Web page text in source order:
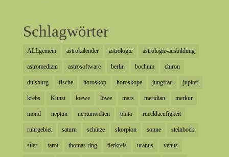
Schlagwörter
ALLgemein astrokalender astrologie astrologie-ausbildung
astromedizin astrosoftware berlin bochum chiron
duisburg fische horoskop horoskope jungfrau jupiter
krebs Kunst loewe löwe mars meridian merkur
mond neptun neptunwelten pluto ruecklaeufigkeit
ruhrgebiet saturn schütze skorpion sonne steinbock
stier tarot thomas ring tierkreis uranus venus